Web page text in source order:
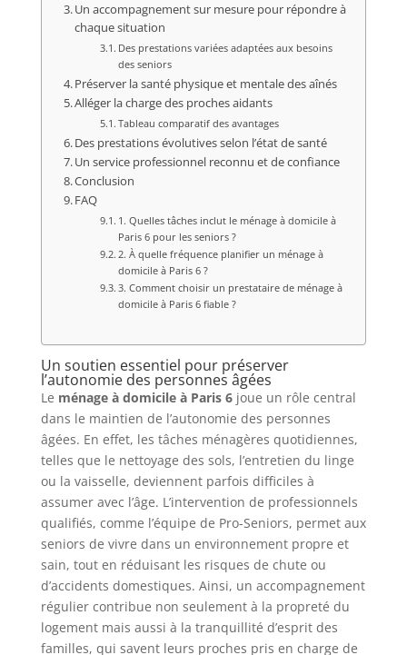
Un accompagnement sur mesure pour répondre à
chaque situation
Des prestations variées adaptées aux besoins
des seniors
Préserver la santé physique et mentale des aînés
Alléger la charge des proches aidants
Tableau comparatif des avantages
Des prestations évolutives selon l’état de santé
Un service professionnel reconnu et de confiance
Conclusion
FAQ
1. Quelles tâches inclut le ménage à domicile à
Paris 6 pour les seniors ?
2. À quelle fréquence planifier un ménage à
domicile à Paris 6 ?
3. Comment choisir un prestataire de ménage à
domicile à Paris 6 fiable ?
Un soutien essentiel pour préserver
l’autonomie des personnes âgées
Le ménage à domicile à Paris 6joue un rôle central
dans le maintien de l’autonomie des personnes
âgées. En effet, les tâches ménagères quotidiennes,
telles que le nettoyage des sols, l’entretien du linge
ou la vaisselle, deviennent parfois difficiles à
assumer avec l’âge. L’intervention de professionnels
qualifiés, comme l’équipe de Pro-Seniors, permet aux
seniors de vivre dans un environnement propre et
sain, tout en réduisant les risques de chute ou
d’accidents domestiques. Ainsi, un accompagnement
régulier contribue non seulement à la propreté du
logement mais aussi à la tranquillité d’esprit des
familles, qui savent leurs proches pris en charge de